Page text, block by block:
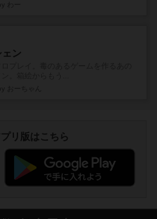
ェン
リ版はこちら